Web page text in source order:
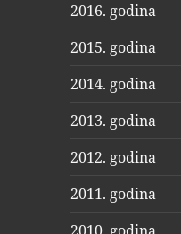
2016. godina
2015. godina
2014. godina
2013. godina
2012. godina
2011. godina